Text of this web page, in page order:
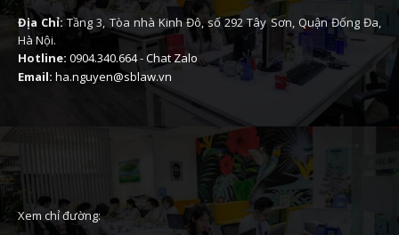
Địa Chỉ: Tầng 3, Tòa nhà Kinh Đô, số 292 Tây Sơn, Quận Đống Đa,
Hà Nội.
Hotline: 0904.340.664-Chat Zalo
Email: ha.nguyen@sblaw.vn
Xem chỉ đường: